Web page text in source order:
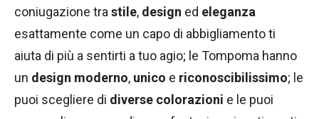
coniugazione tra stile, design ed eleganza
esattamente come un capo di abbigliamento ti
aiuta di più a sentirti a tuo agio; le Tompoma hanno
un design moderno, unico e riconoscibilissimo; le
puoi scegliere di diverse colorazioni e le puoi